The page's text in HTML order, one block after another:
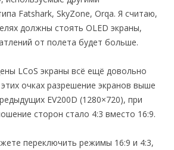
Fatshark, SkyZone, Orqa. Я считаю,
должны стоять OLED экраны,
от полета будет больше.
LCoS экраны всё ещё довольно
очках разрешение экранов выше
EV200D (1280×720), при
сторон стало 4:3 вместо 16:9.
переключить режимы 16:9 и 4:3,